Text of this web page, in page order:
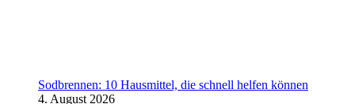
Sodbrennen: 10 Hausmittel, die schnell helfen können
4. August 2026